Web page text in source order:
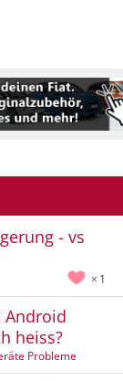
- vs
1
Android
heiss?
Probleme